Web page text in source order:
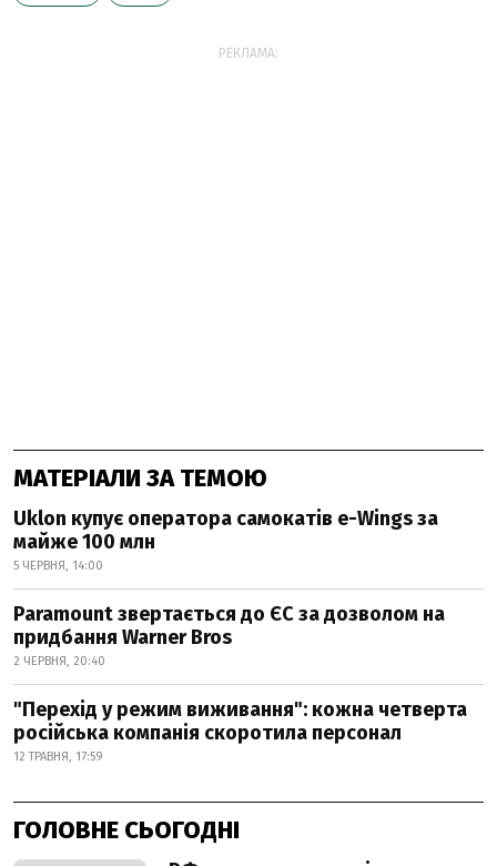
РЕКЛАМА:
МАТЕРІАЛИ ЗА ТЕМОЮ
Uklon купує оператора самокатів e-Wings за
майже 100 млн
5 ЧЕРВНЯ, 14:00
Paramount звертається до ЄС за дозволом на
придбання Warner Bros
2 ЧЕРВНЯ, 20:40
"Перехід у режим виживання": кожна четверта
російська компанія скоротила персонал
12 ТРАВНЯ, 17:59
ГОЛОВНЕ СЬОГОДНІ